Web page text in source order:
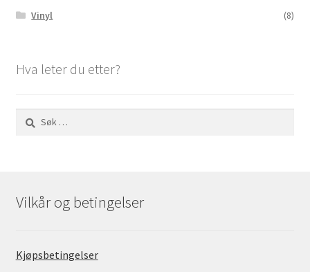
Vinyl
(8)
Hva leter du etter?
Søk
etter:
Vilkår og betingelser
Kjøpsbetingelser